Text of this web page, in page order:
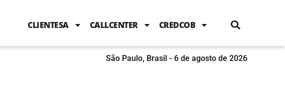
b
o
k
t
e
b
n
g
a
m
CLIENTESA CALLCENTER CREDCOB
São Paulo, Brasil - 6 de agosto de 2026